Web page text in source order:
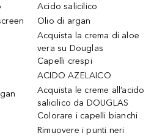
Acido salicilico
Olio di argan
Acquista la crema di aloe
vera su Douglas
Capelli crespi
ACIDO AZELAICO
Acquista le creme all’acido
salicilico da DOUGLAS
Colorare i capelli bianchi
Rimuovere i punti neri